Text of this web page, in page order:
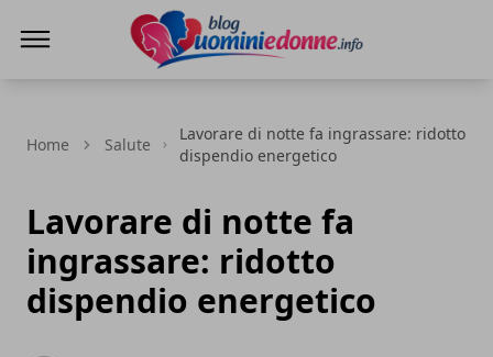
Home Salute
Lavorare di notte fa ingrassare: ridotto
dispendio energetico
Lavorare di notte fa
ingrassare: ridotto
dispendio energetico